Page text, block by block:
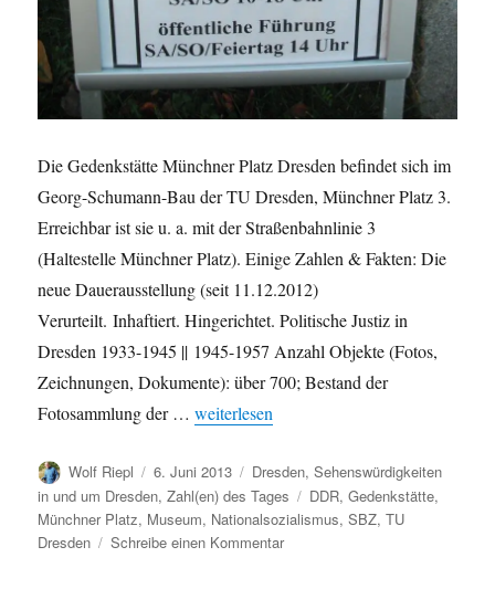
Die Gedenkstätte Münchner Platz Dresden befindet sich im
Georg-Schumann-Bau der TU Dresden, Münchner Platz 3.
Erreichbar ist sie u. a. mit der Straßenbahnlinie 3
(Haltestelle Münchner Platz). Einige Zahlen & Fakten: Die
neue Dauerausstellung (seit 11.12.2012)
Verurteilt. Inhaftiert. Hingerichtet. Politische Justiz in
Dresden 1933-1945 || 1945-1957 Anzahl Objekte (Fotos,
Zeichnungen, Dokumente): über 700; Bestand der
Fotosammlung der …„Die Gedenkstätte Münchner Platz
weiterlesen
Autor
Wolf Riepl
Veröffentlicht
am
6. Juni 2013 Kategorien
Dresden,Sehenswürdigkeiten
in und um Dresden,Zahl(en) des Tages Schlagwörter
DDR,Gedenkstätte,
Münchner Platz, Museum, Nationalsozialismus,SBZ,TU
Dresden
Schreibe einen Kommentarzu